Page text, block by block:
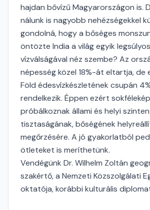
hajdan bővízű Magyarországon is.
nálunk is nagyobb nehézségekkel
gondolná, hogy a bőséges
öntözte India a világ egyik
vízválságával néz szembe? Az
népesség közel 18%-át eltartja, de
Föld édesvízkészletének csupán
rendelkezik. Éppen ezért
próbálkoznak állami és helyi
tisztaságának, bőségének
megőrzésére. A jó gyakorlatból
ötleteket is meríthetünk.
Vendégünk Dr. Wilhelm Zoltán
szakértő, a Nemzeti Közszolgálati
oktatója, korábbi kulturális